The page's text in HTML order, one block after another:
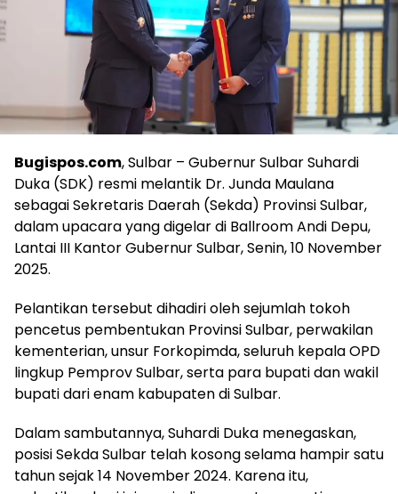
Bugispos.com, Sulbar – Gubernur Sulbar Suhardi
Duka (SDK) resmi melantik Dr. Junda Maulana
sebagai Sekretaris Daerah (Sekda) Provinsi Sulbar,
dalam upacara yang digelar di Ballroom Andi Depu,
Lantai III Kantor Gubernur Sulbar, Senin, 10 November
2025.
Pelantikan tersebut dihadiri oleh sejumlah tokoh
pencetus pembentukan Provinsi Sulbar, perwakilan
kementerian, unsur Forkopimda, seluruh kepala OPD
lingkup Pemprov Sulbar, serta para bupati dan wakil
bupati dari enam kabupaten di Sulbar.
Dalam sambutannya, Suhardi Duka menegaskan,
posisi Sekda Sulbar telah kosong selama hampir satu
tahun sejak 14 November 2024. Karena itu,